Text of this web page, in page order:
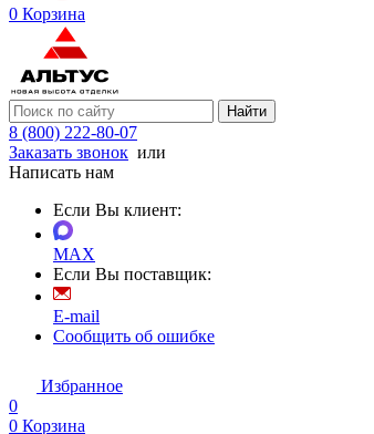
0 Корзина
Найти
8 (800) 222-80-07
Заказать звонок или
Написать нам
Если Вы клиент:
MAX
Если Вы поставщик:
E-mail
Сообщить об ошибке
Избранное
0
0 Корзина